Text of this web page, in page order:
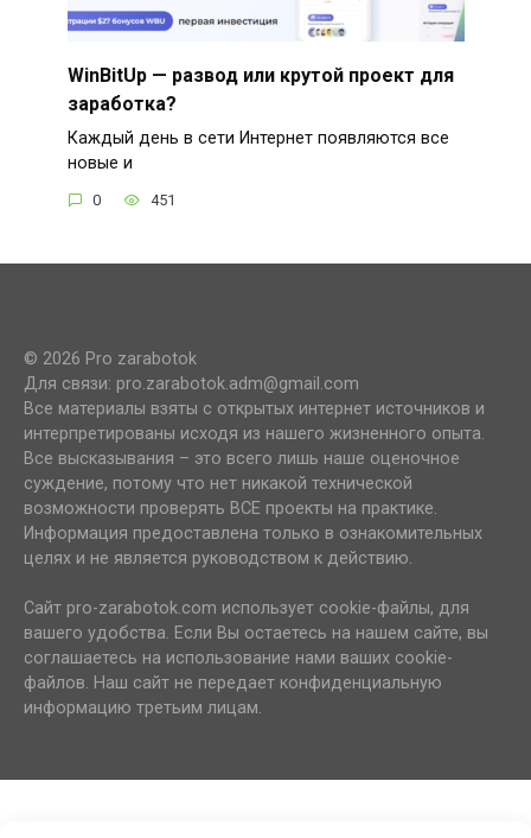
WinBitUp — развод или крутой проект для
заработка?
Каждый день в сети Интернет появляются все
новые и
0 451
© 2026 Pro zarabotok
Для связи: pro.zarabotok.adm@gmail.com
Все материалы взяты с открытых интернет источников и
интерпретированы исходя из нашего жизненного опыта.
Все высказывания – это всего лишь наше оценочное
суждение, потому что нет никакой технической
возможности проверять ВСЕ проекты на практике.
Информация предоставлена только в ознакомительных
целях и не является руководством к действию.
Сайт pro-zarabotok.com использует cookie-файлы, для
вашего удобства. Если Вы остаетесь на нашем сайте, вы
соглашаетесь на использование нами ваших cookie-
файлов. Наш сайт не передает конфиденциальную
информацию третьим лицам.